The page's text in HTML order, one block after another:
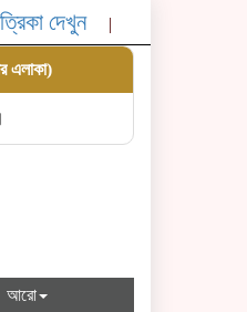
দেখুন
এলাকা)
আরো